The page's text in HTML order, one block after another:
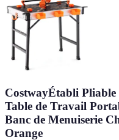
CostwayÉtabli Pliable
Table de Travail
Banc de Menuiserie
Orange